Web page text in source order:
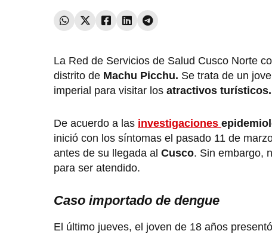
La Red de Servicios de Salud Cusco Norte
distrito de Machu Picchu. Se trata de un
imperial para visitar los atractivos turísticos.
De acuerdo a las investigaciones
inició con los síntomas el pasado 11 de
antes de su llegada al Cusco. Sin embargo,
para ser atendido.
Caso importado de dengue
El último jueves, el joven de 18 años